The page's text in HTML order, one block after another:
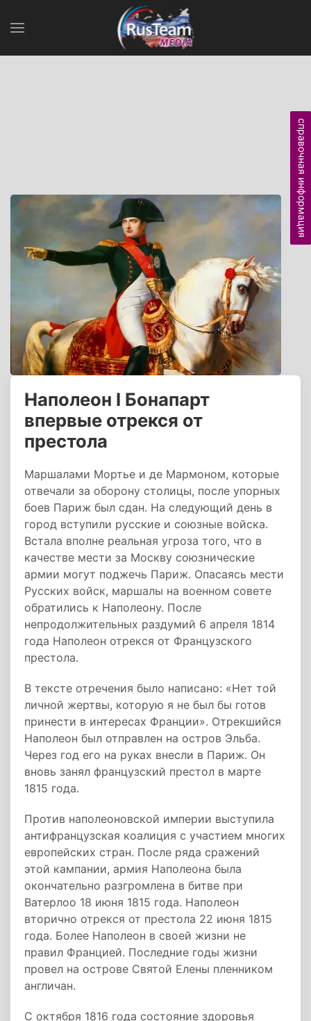
Наполеон I Бонапарт
впервые отрекся от
престола
Маршалами Мортье и де Мармоном, которые
отвечали за оборону столицы, после упорных
боев Париж был сдан. На следующий день в
город вступили русские и союзные войска.
Встала вполне реальная угроза того, что в
качестве мести за Москву союзнические
армии могут поджечь Париж. Опасаясь мести
Русских войск, маршалы на военном совете
обратились к Наполеону. После
непродолжительных раздумий 6 апреля 1814
года Наполеон отрекся от Французского
престола.
В тексте отречения было написано: «Нет той
личной жертвы, которую я не был бы готов
принести в интересах Франции». Отрекшийся
Наполеон был отправлен на остров Эльба.
Через год его на руках внесли в Париж. Он
вновь занял французский престол в марте
1815 года.
Против наполеоновской империи выступила
антифранцузская коалиция с участием многих
европейских стран. После ряда сражений
этой кампании, армия Наполеона была
окончательно разгромлена в битве при
Ватерлоо 18 июня 1815 года. Наполеон
вторично отрекся от престола 22 июня 1815
года. Более Наполеон в своей жизни не
правил Францией. Последние годы жизни
провел на острове Святой Елены пленником
англичан.
С октября 1816 года состояние здоровья
справочная информация